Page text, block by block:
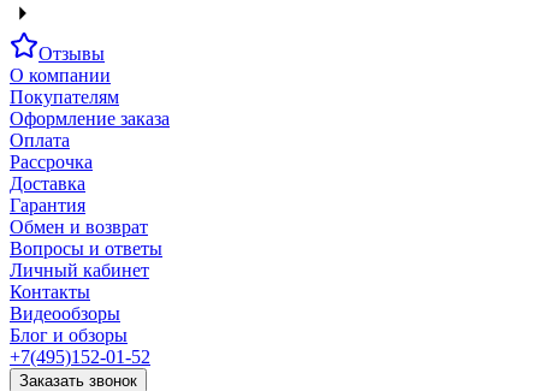
Отзывы
О компании
Покупателям
Оформление заказа
Оплата
Рассрочка
Доставка
Гарантия
Обмен и возврат
Вопросы и ответы
Личный кабинет
Контакты
Видеообзоры
Блог и обзоры
+7(495)152-01-52
Заказать звонок